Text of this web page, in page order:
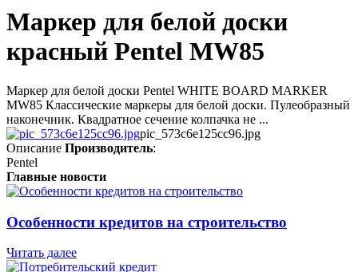
Маркер для белой доски
красный Pentel MW85
Маркер для белой доски Pentel WHITE BOARD MARKER
MW85 Классические маркеры для белой доски. Пулеобразный
наконечник. Квадратное сечение колпачка не ...
pic_573c6e125cc96.jpg
Описание Производитель:
Pentel
Главные новости
Особенности кредитов на строительство
Читать далее